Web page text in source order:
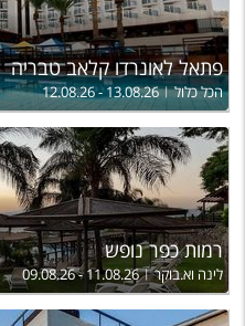
פתאל לאונרדו קלאב טבריה
הכל כלול 12.08.26 - 13.08.26
רמות כפר נופש
לינה וא.בוקר 09.08.26 - 11.08.26